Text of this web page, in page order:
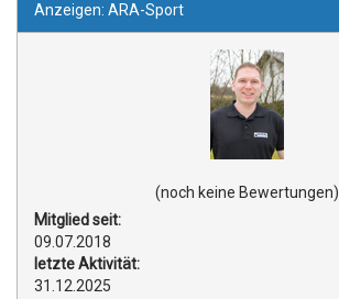
Anzeigen: ARA-Sport
(noch keine Bewertungen)
Mitglied seit:
09.07.2018
letzte Aktivität:
31.12.2025